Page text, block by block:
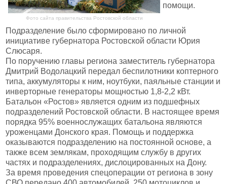
Фото сайта правительства Ростовской области
помощи.
Подразделение было сформировано по личной
инициативе губернатора Ростовской области Юрия
Слюсаря.
По поручению главы региона заместитель губернатора
Дмитрий Водолацкий передал беспилотники коптерного
типа, аккумуляторы к ним, ноутбуки, паяльные станции и
инверторные генераторы мощностью 1,8-2,2 кВт.
Батальон «Ростов» является одним из подшефных
подразделений Ростовской области. В настоящее время
порядка 95% военнослужащих батальона являются
уроженцами Донского края. Помощь и поддержка
оказываются подразделению на постоянной основе, а
также всем землякам, проходящим службу в других
частях и подразделениях, дислоцированных на Дону.
За время проведения спецоперации от региона в зону